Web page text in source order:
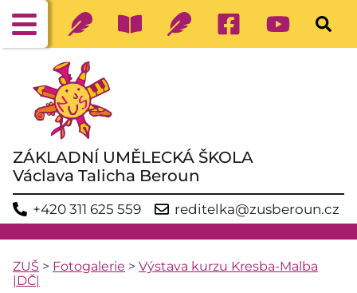
ZÁKLADNÍ UMĚLECKÁ ŠKOLA
Václava Talicha Beroun
+420 311 625 559 reditelka@zusberoun.cz
ZUŠ > Fotogalerie > Výstava kurzu Kresba-Malba
|DČ|